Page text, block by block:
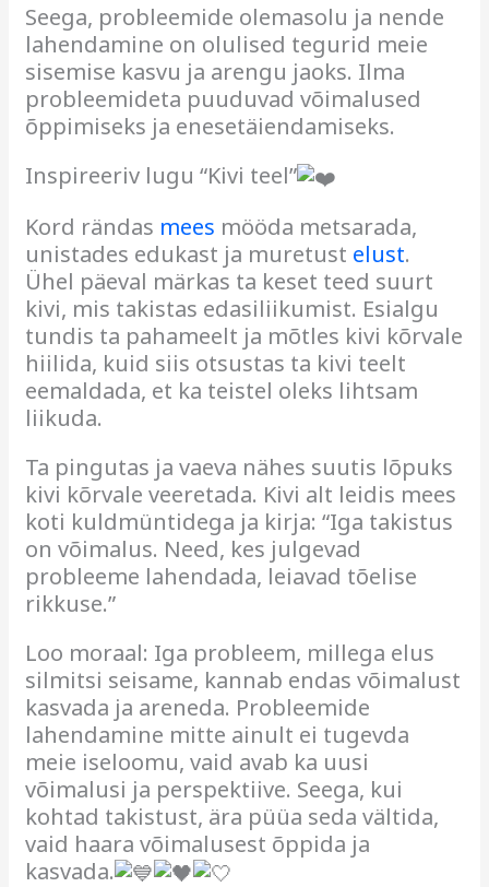
Seega, probleemide olemasolu ja nende
lahendamine on olulised tegurid meie
sisemise kasvu ja arengu jaoks. Ilma
probleemideta puuduvad võimalused
õppimiseks ja enesetäiendamiseks.
Inspireeriv lugu “Kivi teel”
Kord rändas mees mööda metsarada,
unistades edukast ja muretust elust.
Ühel päeval märkas ta keset teed suurt
kivi, mis takistas edasiliikumist. Esialgu
tundis ta pahameelt ja mõtles kivi kõrvale
hiilida, kuid siis otsustas ta kivi teelt
eemaldada, et ka teistel oleks lihtsam
liikuda.
Ta pingutas ja vaeva nähes suutis lõpuks
kivi kõrvale veeretada. Kivi alt leidis mees
koti kuldmüntidega ja kirja: “Iga takistus
on võimalus. Need, kes julgevad
probleeme lahendada, leiavad tõelise
rikkuse.”
Loo moraal: Iga probleem, millega elus
silmitsi seisame, kannab endas võimalust
kasvada ja areneda. Probleemide
lahendamine mitte ainult ei tugevda
meie iseloomu, vaid avab ka uusi
võimalusi ja perspektiive. Seega, kui
kohtad takistust, ära püüa seda vältida,
vaid haara võimalusest õppida ja
kasvada.